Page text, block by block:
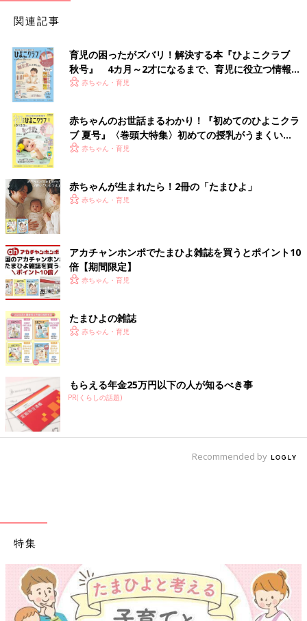
関連記事
育児の困ったがズバリ！解決する本『ひよこクラブ
秋号』 4カ月～2才になるまで、育児に役立つ情報が
いっぱい！
赤ちゃん・育児
赤ちゃんのお世話まるわかり！『初めてのひよこクラ
ブ 夏号』〈巻頭大特集〉初めての授乳がうまくい
く！ おっぱい・ミルクの基本と夏のトラブル 解決テ
赤ちゃん・育児
赤ちゃんが生まれたら！2冊の「たまひよ」
赤ちゃん・育児
アカチャンホンポでたまひよ雑誌を買うとポイント10
倍【期間限定】
赤ちゃん・育児
たまひよの雑誌
赤ちゃん・育児
もらえる年金25万円以下の人が知るべき事
PR(くらしの話題)
Recommended by
特集